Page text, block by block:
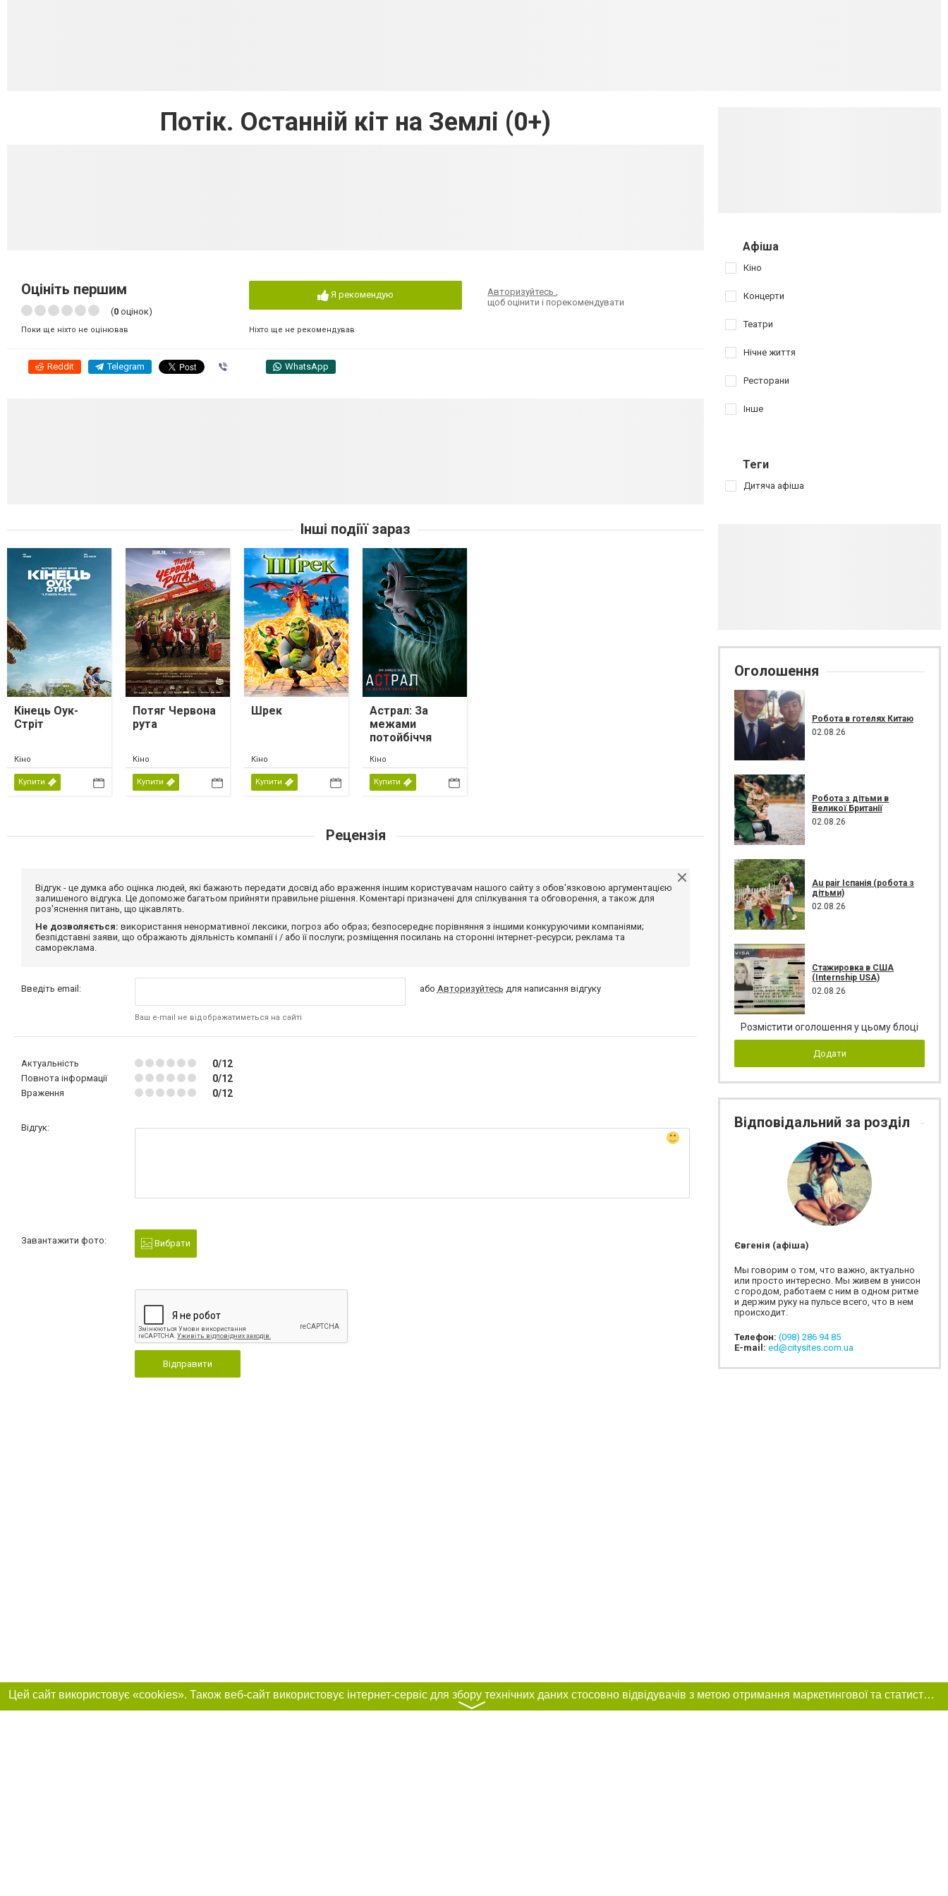
Потік. Останній кіт на Землі (0+)
Оцініть першим
(0 оцінок)
Поки ще ніхто не оцінював
Я рекомендую
Ніхто ще не рекомендував
Авторизуйтесь,
щоб оцінити і порекомендувати
Reddit Telegram WhatsApp
Інші подіїї зараз
Кінець Оук-
Стріт
Кіно
Купити
Потяг Червона
рута
Кіно
Купити
Шрек
Кіно
Купити
Астрал: За
межами
потойбіччя
Кіно
Купити
Рецензія
Відгук - це думка або оцінка людей, які бажають передати досвід або враження іншим користувачам нашого сайту з обов'язковою аргументацією
залишеного відгука. Це допоможе багатьом прийняти правильне рішення. Коментарі призначені для спілкування та обговорення, а також для
роз'яснення питань, що цікавлять.
Не дозволяється: використання ненормативної лексики, погроз або образ; безпосереднє порівняння з іншими конкуруючими компаніями;
безпідставні заяви, що ображають діяльність компанії і / або її послуги; розміщення посилань на сторонні інтернет-ресурси; реклама та
самореклама.
Введіть email:
Ваш e-mail не відображатиметься на сайті
або Авторизуйтесь для написання відгуку
Актуальність 0/12
Повнота інформації 0/12
Враження 0/12
Відгук:
Завантажити фото: Вибрати
Відправити
Афіша
Кіно
Концерти
Театри
Нічне життя
Ресторани
Інше
Теги
Дитяча афіша
Оголошення
Робота в готелях Китаю
02.08.26
Робота з дітьми в
Великої Британії
02.08.26
Au pair Іспанія (робота з
дітьми)
02.08.26
Стажировка в США
(Internship USA)
02.08.26
Розмістити оголошення у цьому блоці
Додати
Відповідальний за розділ
Євгенія (афіша)
Мы говорим о том, что важно, актуально
или просто интересно. Мы живем в унисон
с городом, работаем с ним в одном ритме
и держим руку на пульсе всего, что в нем
происходит.
Телефон: (098) 286 94 85
E-mail: ed@citysites.com.ua
Цей сайт використовує «cookies». Також веб-сайт використовує інтернет-сервіс для збору технічних даних стосовно відвідувачів з метою отримання маркетингової та статистичної інформації. Умови обробки даних відвідувачів сайту див.
〉